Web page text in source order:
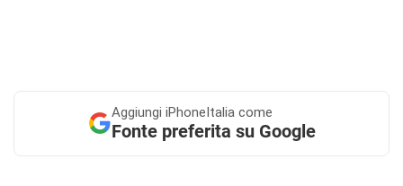
Aggiungi iPhoneItalia come
Fonte preferita su Google